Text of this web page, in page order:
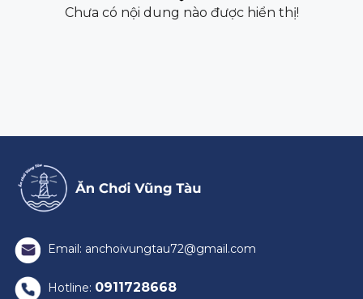
Chưa có nội dung nào được hiển thị!
Email: anchoivungtau72@gmail.com
Hotline: 0911728668